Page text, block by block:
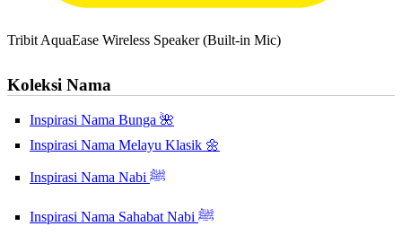
Tribit AquaEase Wireless Speaker (Built-in Mic)
Koleksi Nama
Inspirasi Nama Bunga 🌺
Inspirasi Nama Melayu Klasik 🌼
Inspirasi Nama Nabi ﷺ
Inspirasi Nama Sahabat Nabi ﷺ